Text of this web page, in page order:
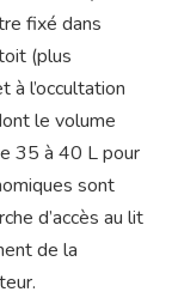
fixé dans
(plus
à l’occultation
le volume
35 à 40 L pour
sont
d’accès au lit
de la